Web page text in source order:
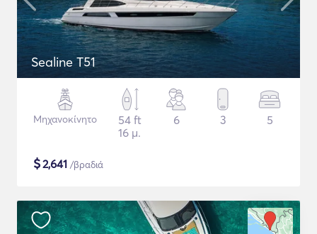
Sealine T51
Μηχανοκίνητο
54 ft
16 μ.
6 3 5
$2,641 /βραδιά